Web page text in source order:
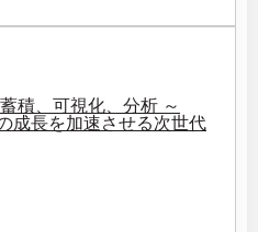
積、可視化、分析 ～
成長を加速させる次世代